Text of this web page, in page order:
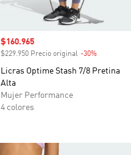
Precio de venta
$160.965
$229.950 Precio original -30%
Licras Optime Stash 7/8 Pretina
Alta
Mujer Performance
4 colores